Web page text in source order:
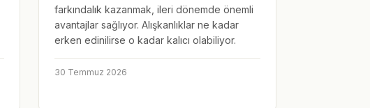
farkındalık kazanmak, ileri dönemde önemli
avantajlar sağlıyor. Alışkanlıklar ne kadar
erken edinilirse o kadar kalıcı olabiliyor.
30 Temmuz 2026